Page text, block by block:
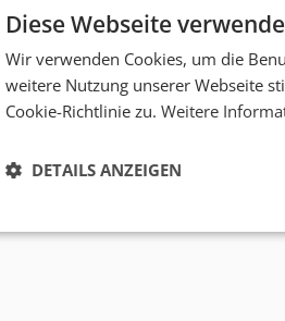
Diese Webseite
Wir verwenden Cookies, um die
weitere Nutzung unserer Webseite
Cookie-Richtlinie zu. Weitere
DETAILS ANZEIGEN